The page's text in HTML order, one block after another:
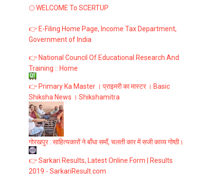
🌕 WELCOME To SCERTUP
👉 E-Filing Home Page, Income Tax Department,
Government of India
👉 National Council Of Educational Research And
Training :: Home
👉 Primary Ka Master । प्राइमरी का मास्टर । Basic
Shiksha News । Shikshamitra
गोरखपुर : साहित्यकारों ने बाँधा समाँ, चलती कार में सजी काव्य गोष्ठी।
👉 Sarkari Results, Latest Online Form | Results
2019 - SarkariResult.com